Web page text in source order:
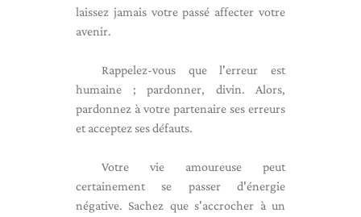
laissez jamais votre passé affecter votre
avenir.
Rappelez-vous que l'erreur est
humaine ; pardonner, divin. Alors,
pardonnez à votre partenaire ses erreurs
et acceptez ses défauts.
Votre vie amoureuse peut
certainement se passer d'énergie
négative. Sachez que s'accrocher à un